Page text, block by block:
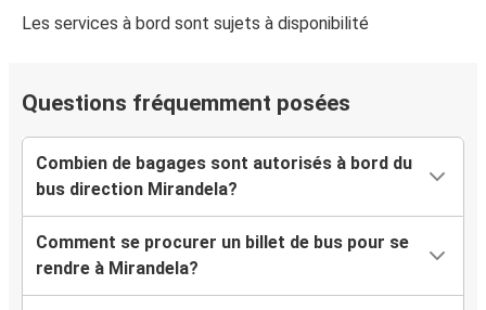
Les services à bord sont sujets à disponibilité
Questions fréquemment posées
Combien de bagages sont autorisés à bord du
bus direction Mirandela?
Comment se procurer un billet de bus pour se
rendre à Mirandela?